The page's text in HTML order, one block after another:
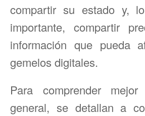
compartir su estado y,
importante, compartir
información que pueda
gemelos digitales.
Para comprender
general, se detallan a